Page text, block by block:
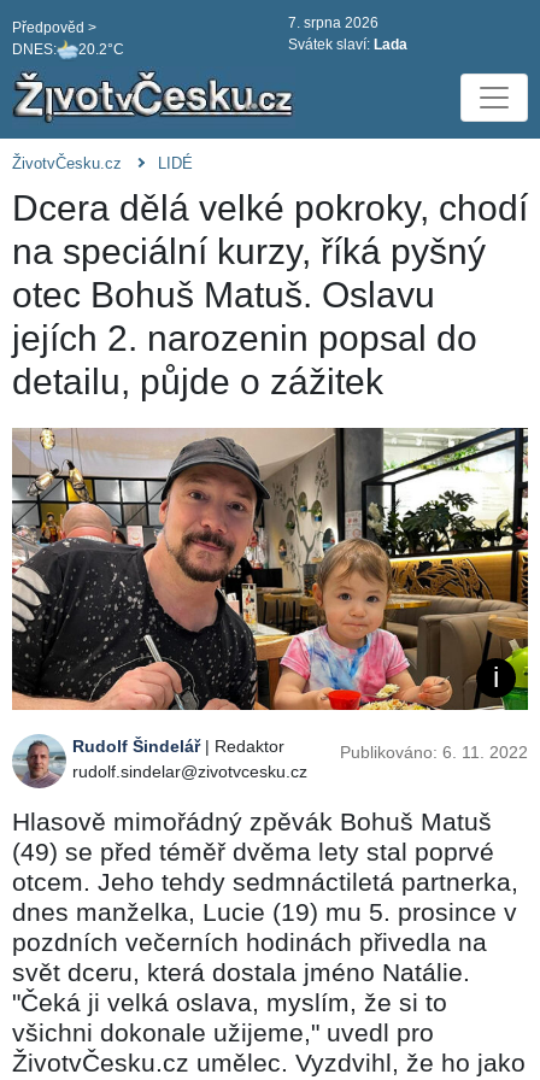
DNES: 20.2°C
Předpověd >
7. srpna 2026
Svátek slaví: Lada
ŽivotvČesku.cz LIDÉ
Dcera dělá velké pokroky, chodí
na speciální kurzy, říká pyšný
otec Bohuš Matuš. Oslavu
jejích 2. narozenin popsal do
detailu, půjde o zážitek
Rudolf Šindelář| Redaktor
rudolf.sindelar@zivotvcesku.cz
Publikováno: 6. 11. 2022
Hlasově mimořádný zpěvák Bohuš Matuš
(49) se před téměř dvěma lety stal poprvé
otcem. Jeho tehdy sedmnáctiletá partnerka,
dnes manželka, Lucie (19) mu 5. prosince v
pozdních večerních hodinách přivedla na
svět dceru, která dostala jméno Natálie.
"Čeká ji velká oslava, myslím, že si to
všichni dokonale užijeme," uvedl pro
ŽivotvČesku.cz umělec. Vyzdvihl, že ho jako